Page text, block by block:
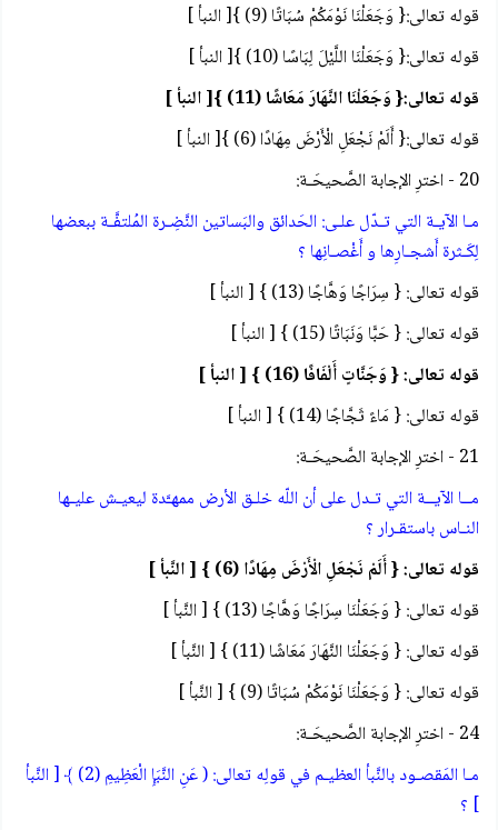
قوله تعالى:{ وَجَعَلْنَا نَوْمَكُمْ سُبَاتًا (9) }[ النبأ ]
قوله تعالى:{ وَجَعَلْنَا اللَّيْلَ لِبَاسًا (10) }[ النبأ ]
قوله تعالى:{ وَجَعَلْنَا النَّهَارَ مَعَاشًا (11) }[ النبأ ]
قوله تعالى:{ أَلَمْ نَجْعَلِ الْأَرْضَ مِهَادًا (6) }[ النبأ ]
20 - اخترِ الإجابة الصَّحيحَـة:
مـا الآيـة التي تـدّل علـى: الحَدائق والبَساتين النَّضِـرة المُلتفَّـة ببعضها
لِكَـثرة أَشجـارِها و أَغْصـانِها ؟
قوله تعالى: { سِرَاجًا وَهَّاجًا (13) } [ النبأ ]
قوله تعالى: { حَبًّا وَنَبَاتًا (15) } [ النبأ ]
قوله تعالى: { وَجَنَّاتٍ أَلْفَافًا (16) } [ النبأ ]
قوله تعالى: { مَاءً ثَجَّاجًا (14) } [ النبأ ]
21 - اخترِ الإجابة الصَّحيحَـة:
مــا الآيــة التي تـدل على أن اللّه خلـق الأرض ممهـَّدة ليعيـش عليـها
النـاس باستقـرار ؟
قوله تعالى: { أَلَمْ نَجْعَلِ الْأَرْضَ مِهَادًا (6) } [ النَّبأ ]
قوله تعالى: { وَجَعَلْنَا سِرَاجًا وَهَّاجًا (13) } [ النَّبأ ]
قوله تعالى: { وَجَعَلْنَا النَّهَارَ مَعَاشًا (11) } [ النَّبأ ]
قوله تعالى: { وَجَعَلْنَا نَوْمَكُمْ سُبَاتًا (9) } [ النَّبأ ]
24 - اخترِ الإجابة الصَّحيحَـة:
مـا المَقصـود بالنَّبأ العظيـم في قولِه تعالى: ( عَنِ النَّبَإِ الْعَظِيمِ (2) ﴾ [ النَّبأ
] ؟